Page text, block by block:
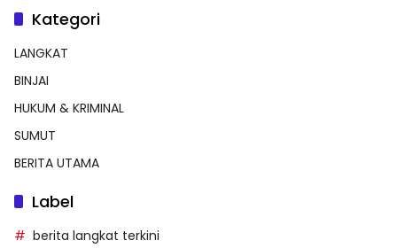
Kategori
LANGKAT
BINJAI
HUKUM & KRIMINAL
SUMUT
BERITA UTAMA
Label
berita langkat terkini